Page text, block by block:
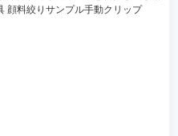
セージ手動デバイス 便利グッズ